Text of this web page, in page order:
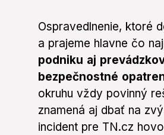
Ospravedlnenie, ktoré
a prajeme hlavne čo
podniku aj
bezpečnostné
okruhu vždy povinný
znamená aj dbať na
incident pre TN.cz